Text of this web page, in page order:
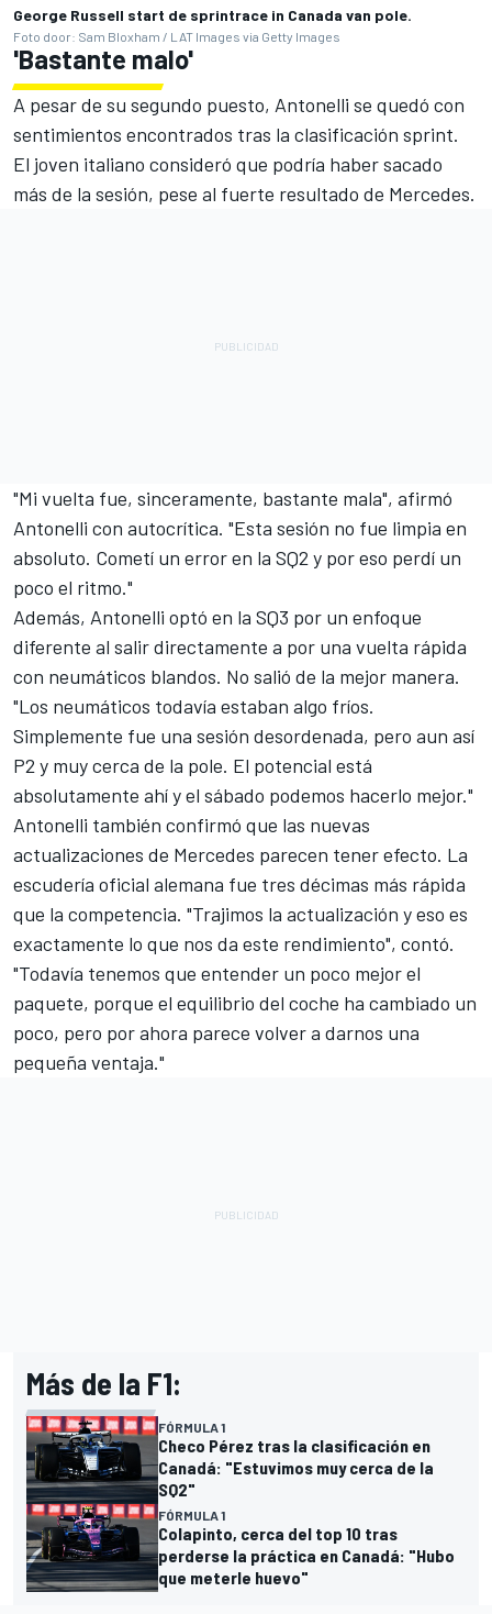
George Russell start de sprintrace in Canada van pole.
Foto door: Sam Bloxham / LAT Images via Getty Images
'Bastante malo'
A pesar de su segundo puesto, Antonelli se quedó con
sentimientos encontrados tras la clasificación sprint.
El joven italiano consideró que podría haber sacado
más de la sesión, pese al fuerte resultado de Mercedes.
"Mi vuelta fue, sinceramente, bastante mala", afirmó
Antonelli con autocrítica. "Esta sesión no fue limpia en
absoluto. Cometí un error en la SQ2 y por eso perdí un
poco el ritmo."
Además, Antonelli optó en la SQ3 por un enfoque
diferente al salir directamente a por una vuelta rápida
con neumáticos blandos. No salió de la mejor manera.
"Los neumáticos todavía estaban algo fríos.
Simplemente fue una sesión desordenada, pero aun así
P2 y muy cerca de la pole. El potencial está
absolutamente ahí y el sábado podemos hacerlo mejor."
Antonelli también confirmó que las nuevas
actualizaciones de Mercedes parecen tener efecto. La
escudería oficial alemana fue tres décimas más rápida
que la competencia. "Trajimos la actualización y eso es
exactamente lo que nos da este rendimiento", contó.
"Todavía tenemos que entender un poco mejor el
paquete, porque el equilibrio del coche ha cambiado un
poco, pero por ahora parece volver a darnos una
pequeña ventaja."
Más de la F1:
FÓRMULA 1
Checo Pérez tras la clasificación en
Canadá: "Estuvimos muy cerca de la
SQ2"
FÓRMULA 1
Colapinto, cerca del top 10 tras
perderse la práctica en Canadá: "Hubo
que meterle huevo"